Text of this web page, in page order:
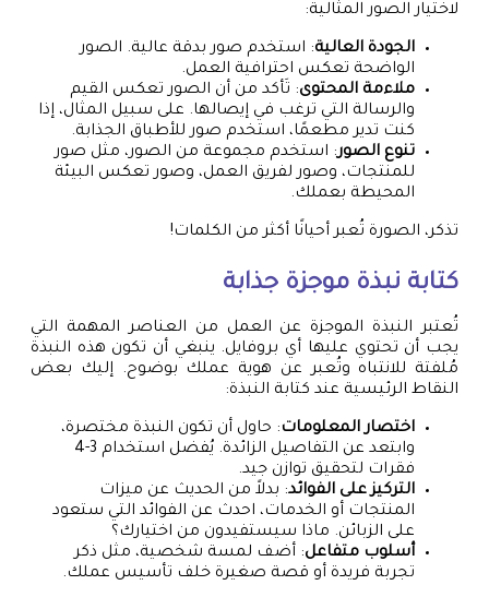
لاختيار الصور المثالية:
الجودة العالية: استخدم صور بدقة عالية. الصور
الواضحة تعكس احترافية العمل.
ملاءمة المحتوى: تَأكد من أن الصور تعكس القيم
والرسالة التي ترغب في إيصالها. على سبيل المثال، إذا
كنت تدير مطعمًا، استخدم صور للأطباق الجذابة.
تنوع الصور: استخدم مجموعة من الصور، مثل صور
للمنتجات، وصور لفريق العمل، وصور تعكس البيئة
المحيطة بعملك.
تذكر، الصورة تُعبر أحيانًا أكثر من الكلمات!
كتابة نبذة موجزة جذابة
تُعتبر النبذة الموجزة عن العمل من العناصر المهمة التي
يجب أن تحتوي عليها أي بروفايل. ينبغي أن تكون هذه النبذة
مُلفتة للانتباه وتُعبر عن هوية عملك بوضوح. إليك بعض
النقاط الرئيسية عند كتابة النبذة:
اختصار المعلومات: حاول أن تكون النبذة مختصرة،
وابتعد عن التفاصيل الزائدة. يُفضل استخدام 3-4
فقرات لتحقيق توازن جيد.
التركيز على الفوائد: بدلاً من الحديث عن ميزات
المنتجات أو الخدمات، احدث عن الفوائد التي ستعود
على الزبائن. ماذا سيستفيدون من اختيارك؟
أسلوب متفاعل: أضف لمسة شخصية، مثل ذكر
تجربة فريدة أو قصة صغيرة خلف تأسيس عملك.